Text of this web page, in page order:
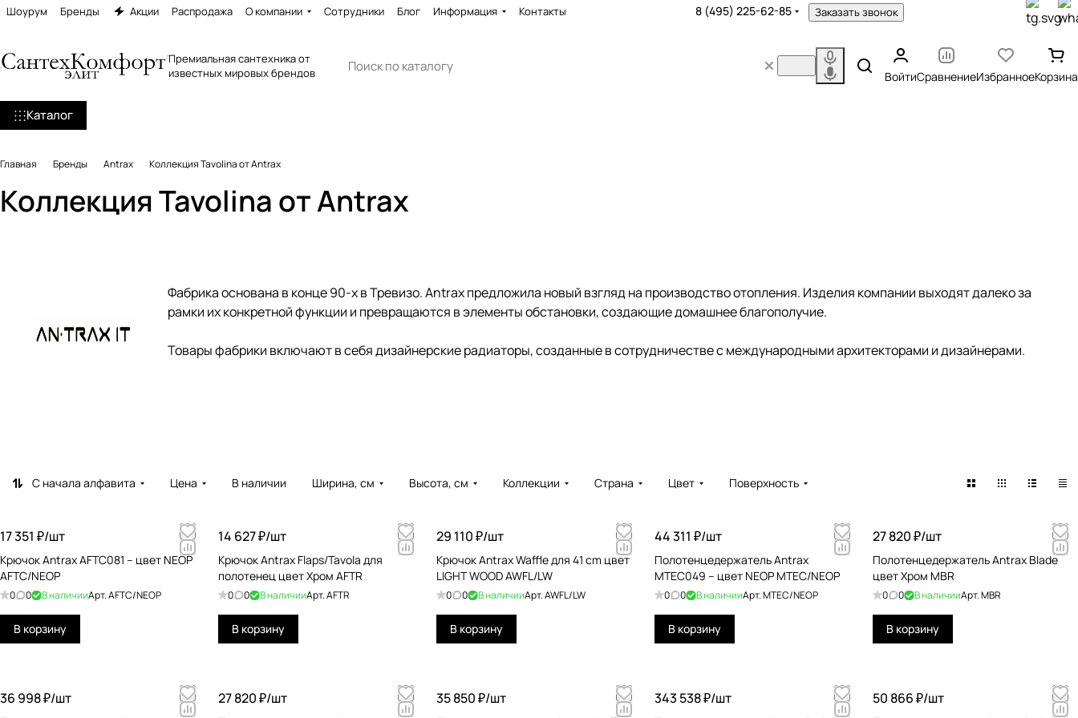
Шоурум Бренды Акции Распродажа О компании Сотрудники Блог Информация Контакты 8 (495) 225-62-85 Заказать звонок
Премиальная сантехника от
известных мировых брендов
ВойтиСравнениеИзбранноеКорзина
Каталог
Главная Бренды Antrax Коллекция Tavolina от Antrax
Коллекция Tavolina от Antrax
Фабрика основана в конце 90-х в Тревизо. Antrax предложила новый взгляд на производство отопления. Изделия компании выходят далеко за
рамки их конкретной функции и превращаются в элементы обстановки, создающие домашнее благополучие.
Товары фабрики включают в себя дизайнерские радиаторы, созданные в сотрудничестве с международными архитекторами и дизайнерами.
С начала алфавита Цена В наличии Ширина, см Высота, см Коллекции Страна Цвет Поверхность
17 351 ₽/шт
Крючок Antrax AFTC081 – цвет NEOP
AFTC/NEOP
0 0 В наличииАрт.AFTC/NEOP
В корзину
14 627 ₽/шт
Крючок Antrax Flaps/Tavola для
полотенец цвет Хром AFTR
0 0 В наличииАрт.AFTR
В корзину
29 110 ₽/шт
Крючок Antrax Waffle для 41 cm цвет
LIGHT WOOD AWFL/LW
0 0 В наличииАрт.AWFL/LW
В корзину
44 311 ₽/шт
Полотенцедержатель Antrax
MTEC049 – цвет NEOP MTEC/NEOP
0 0 В наличииАрт.MTEC/NEOP
В корзину
27 820 ₽/шт
Полотенцедержатель Antrax Blade
цвет Хром MBR
0 0 В наличииАрт.MBR
В корзину
36 998 ₽/шт 27 820 ₽/шт 35 850 ₽/шт 343 538 ₽/шт 50 866 ₽/шт